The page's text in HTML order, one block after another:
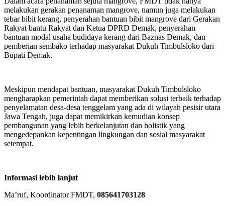
melakukan gerakan penanaman mangrove, namun juga melakukan
tebar bibit kerang, penyerahan bantuan bibit mangrove dari Gerakan
Rakyat bantu Rakyat dan Ketua DPRD Demak, penyerahan
bantuan modal usaha budidaya kerang dari Baznas Demak, dan
pemberian sembako terhadap masyarakat Dukuh Timbulsloko dari
Bupati Demak.
Meskipun mendapat bantuan, masyarakat Dukuh Timbulsloko
mengharapkan pemerintah dapat memberikan solusi terbaik terhadap
penyelamatan desa-desa tenggelam yang ada di wilayah pesisir utara
Jawa Tengah, juga dapat memikirkan kemudian konsep
pembangunan yang lebih berkelanjutan dan holistik yang
mengedepankan kepentingan lingkungan dan sosial masyarakat
setempat.
Informasi lebih lanjut
Ma’ruf, Koordinator FMDT, 085641703128